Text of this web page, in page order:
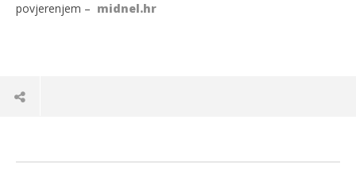
povjerenjem – midnel.hr